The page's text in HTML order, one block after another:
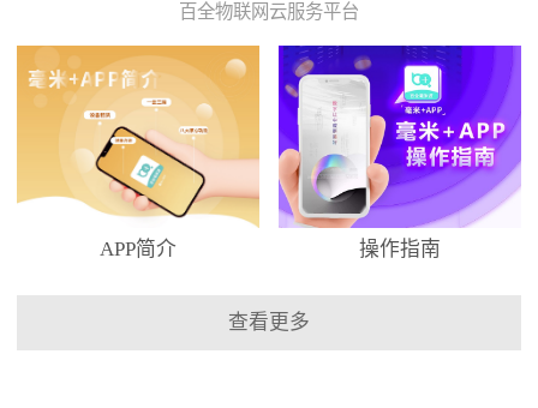
百全物联网云服务平台
APP简介 操作指南
查看更多